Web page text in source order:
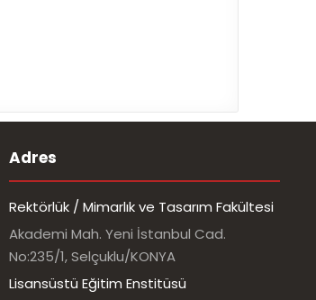
Adres
Rektörlük / Mimarlık ve Tasarım Fakültesi
Akademi Mah. Yeni İstanbul Cad.
No:235/1, Selçuklu/KONYA
Lisansüstü Eğitim Enstitüsü